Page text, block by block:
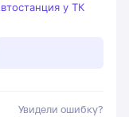
у ТК
Увидели ошибку?